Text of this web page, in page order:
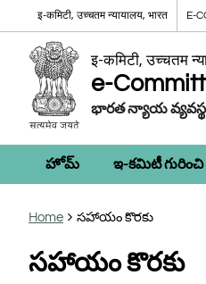
इ-कमिटी, उच्चतम न्यायालय, भारत E-
इ-कमिटी, उच्चतम
e-
భారత న్యాయ
హోమ్ ఇ-కమిటీ గురించి
Home సహాయం కొరకు
సహాయం కొరకు